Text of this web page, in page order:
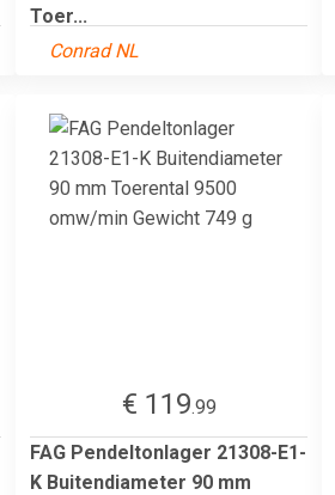
Toer...
Conrad NL
€ 119.99
FAG Pendeltonlager 21308-E1-
K Buitendiameter 90 mm